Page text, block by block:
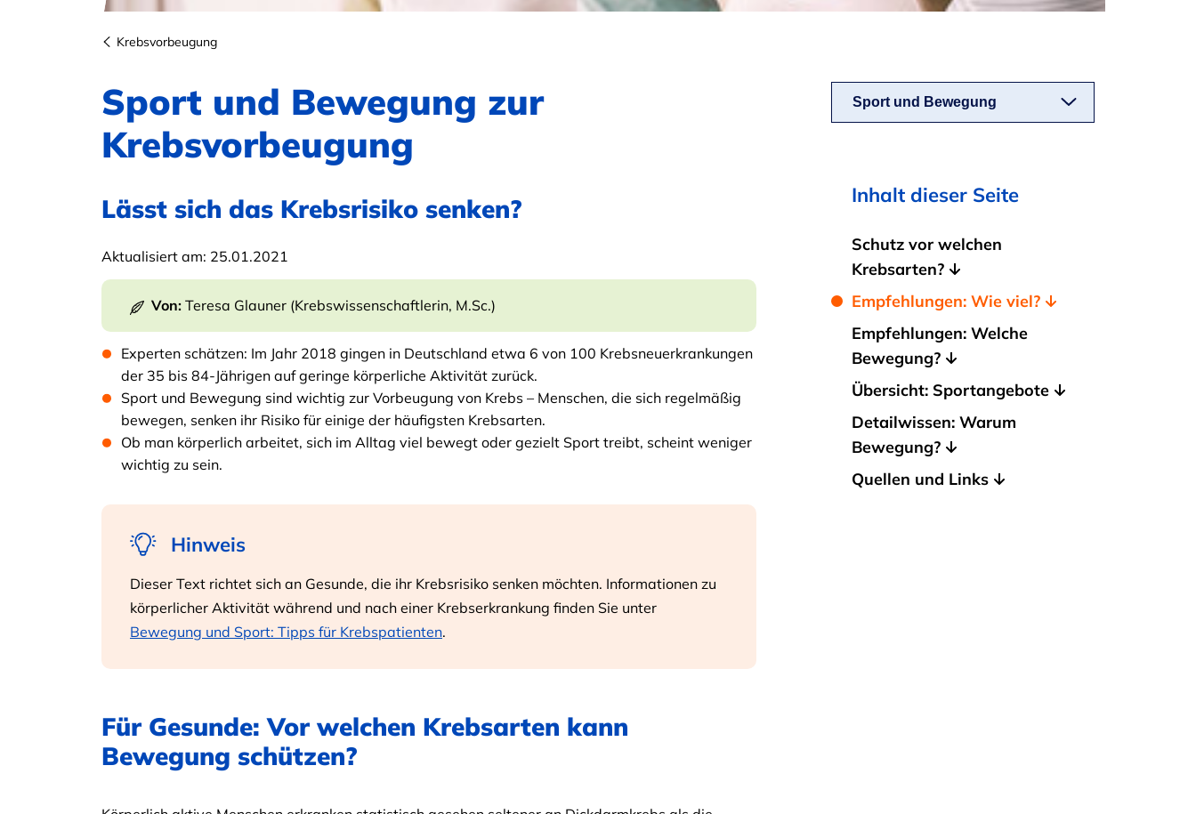
Krebsvorbeugung
Sport und Bewegung zur
Krebsvorbeugung
Lässt sich das Krebsrisiko senken?
Aktualisiert am: 25.01.2021
Von: Teresa Glauner (Krebswissenschaftlerin, M.Sc.)
Experten schätzen: Im Jahr 2018 gingen in Deutschland etwa 6 von 100 Krebsneuerkrankungen
der 35 bis 84-Jährigen auf geringe körperliche Aktivität zurück.
Sport und Bewegung sind wichtig zur Vorbeugung von Krebs – Menschen, die sich regelmäßig
bewegen, senken ihr Risiko für einige der häufigsten Krebsarten.
Ob man körperlich arbeitet, sich im Alltag viel bewegt oder gezielt Sport treibt, scheint weniger
wichtig zu sein.
Hinweis
Dieser Text richtet sich an Gesunde, die ihr Krebsrisiko senken möchten. Informationen zu
körperlicher Aktivität während und nach einer Krebserkrankung finden Sie unter
Bewegung und Sport: Tipps für Krebspatienten.
Für Gesunde: Vor welchen Krebsarten kann
Bewegung schützen?
Sport und Bewegung
Inhalt dieser Seite
Schutz vor welchen
Krebsarten?
Empfehlungen: Wie viel?
Empfehlungen: Welche
Bewegung?
Übersicht: Sportangebote
Detailwissen: Warum
Bewegung?
Quellen und Links